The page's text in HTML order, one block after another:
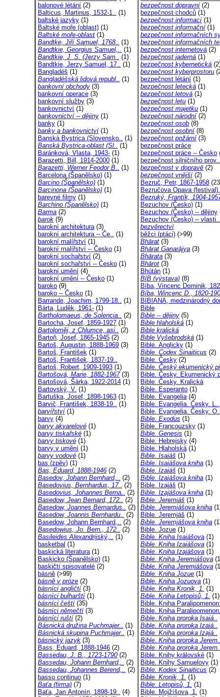
balonové létání (2)
Balticus, Martinus, 1532-1.. (1)
baltské jazyky (1)
Baltské moře (oblast) (1)
Baltské moře-oblast (1)
Bandtke, Jiří Samuel, 1768.. (1)
Bandtkie, Georgius Samuel,.. (1)
Bandtkie, J. S. (Jerzy Sam.. (1)
Bandtkie, Jerzy Samuel, 17.. (1)
Bangladéš (1)
Bangladéšská lidová republ.. (1)
bankovní obchody (3)
bankovní operace (3)
bankovní služby (3)
bankovnictví (1)
bankovnictví -- dějiny (1)
banky (1)
banky a bankovnictví(1)
Banská Bystrica (Slovensko.. (1)
Banská Bystrica-oblast (Sl.. (1)
Baránková, Vlasta, 1943- (1)
Barazetti, Bill, 1914-2000 (1)
Barazetti, Werner Feodor B.. (1)
Barcelona (Španělsko) (1)
Barcino (Španělsko) (1)
Barcinona (Španělsko) (1)
barevné filmy (1)
Barchino (Španělsko) (1)
Barma (2)
barok (9)
barokní architektura(3)
barokní architektura -- Če.. (1)
barokní malířství (1)
barokní malířství -- Česko (1)
barokní sochařství (2)
barokní sochařství -- Česko (1)
barokní umění (4)
barokní umění -- Česko (1)
baroko (9)
baroko -- Česko (1)
Barrande, Joachim, 1799-18.. (1)
Bárta, Luděk, 1961- (1)
Bartholomaeus, de Solencia.. (2)
Bartocha, Josef, 1859-1927 (1)
Bartoloměj, z Chlumce, asi.. (2)
Bartoň, Josef, 1865-1945 (2)
Bartoš, Augustin, 1888-1969 (3)
Bartoš, František (1)
Bartoš, František, 1837-19..
Bartoš, Robert, 1909-1993 (1)
Bartošová, Marie, 1882-1967(3)
Bartošová, Šárka, 1922-2014 (1)
Bartovský, V. (1)
Bartuška, Josef, 1898-1963 (1)
Barvič, František, 1838-19.. (1)
barvířství(1)
barvy (4)
barvy akvarelové (1)
barvy tiskařské (1)
barvy tiskové (1)
barvy v umění (1)
barvy vodové (1)
bas (zpěv) (1)
Bas, Eduard, 1888-1946 (2)
Basedov, Johann Bernhard,.. (2)
Basedovius, Bernhardus, 17.. (2)
Basedovius, Johannes Berna.. (2)
Basedow, Jean Bernard, 172.. (2)
Basedow, Joannes Bernardus.. (2)
Basedow, Joannis Bernhardu.. (2)
Basedow, Johann Bernhard,.. (2)
Basedowius, Jo. Bern., 172.. (2)
Basileides Alexandrijský,.. (1)
basketbal (1)
baskická literatura(1)
Baskicko (Španělsko) (1)
baskičtí spisovatelé (2)
básně (>99)
básně v próze (2)
básníci angličtí(3)
básníci bulharští(1)
básníci čeští(35)
básníci němečtí(3)
básníci ruští(2)
Básnická družina Puchmajer.. (1)
Básnická skupina Puchmajer.. (1)
básnický jazyk (3)
Bass, Eduard, 1888-1946 (2)
Bassedau, J. B., 1723-1790(2)
Bassedau, Johann Bernhard,.. (2)
Bassedau, Johannes Berend,.. (2)
basso continuo (1)
Baťa (firma) (7)
Baťa, Jan Antonín, 1898-19.. (4)
bezpečnost dopravní(2)
bezpečnost chodců (1)
bezpečnost informací(1)
bezpečnost informační(1)
bezpečnost informačních
bezpečnost informačních
bezpečnost internetová (2)
bezpečnost jaderná (1)
bezpečnost kybernetická
bezpečnost kyberprostoru
bezpečnost létání (1)
bezpečnost letecká (1)
bezpečnost letová (1)
bezpečnost letu (1)
bezpečnost majetku (1)
bezpečnost národní(2)
bezpečnost osob (8)
bezpečnost osobní(8)
bezpečnost požární(3)
bezpečnost práce
bezpečnost práce -- Česko
bezpečnost silničního prov..
bezpečnost v dopravě (2)
bezpečnost vnější(2)
Bezruč, Petr, 1867-1958
Bezručova Opava
Bezruký, Frantík, 1904-
Bezuchov (Česko) (1)
Bezuchov (Česko) -- dějiny
Bezuchov (Česko) -- vlasti..
bezvěrectví
běžci (ptáci) (>99)
Bhārat (3)
Bhārat Ganarājya (3)
Bhārata (3)
Bhārot (3)
Bhútán (1)
BIB (výstava) (8)
Bíba, Vincenc Dominik,
Bíba, Wincenc D., 1820-
BIBIANA, medzinárodný
Bible
Bible -- dějiny (5)
Bible hlaholská (1)
Bible kralická
Bible Vyšebrodská (1)
Bible. Anglicky (1)
Bible. Codex Sinaiticus (2)
Bible. Česky (2)
Bible. Český ekumenický
Bible. Česky. Ekumenický
Bible. Česky. Kralická
Bible. Esperanto (1)
Bible. Evangelia(4)
Bible. Evangelia. Česky. L..
Bible. Evangelia. Česky.
Bible. Exodus (1)
Bible. Francouzsky (1)
Bible. Genesis (1)
Bible. Hebrejsky (4)
Bible. Hlaholská(1)
Bible. Isaiáš (1)
Bible. Isaiášova kniha (1)
Bible. Izaiáš (1)
Bible. Izaiášova kniha (1)
Bible. Izajáš (1)
Bible. Izajášova kniha (1)
Bible. Jeremiáš (1)
Bible. Jeremiášova kniha
Bible. Jeremjáš (1)
Bible. Jeremjášova kniha
Bible. Jozue (1)
Bible. Kniha Isaiášova (1)
Bible. Kniha Izaiášova (1)
Bible. Kniha Izajášova (1)
Bible. Kniha Jeremiášova
Bible. Kniha Jeremjášova
Bible. Kniha Jozue (1)
Bible. Kniha Jozuova (1)
Bible. Kniha Kronik, 1. (1)
Bible. Kniha Letopisů, 1. (1)
Bible. Kniha
Bible. Kniha
Bible. Kniha proroka Isaiá..
Bible. Kniha proroka Izaiá..
Bible. Kniha proroka Izajá..
Bible. Kniha proroka
Bible. Kniha proroka
Bible. Knihy královské (1)
Bible. Knihy Samuelovy (1)
Bible. Kodex Sinaiticus (2)
Bible. Kronik, 1. (1)
Bible. Letopisů, 1. (1)
Bible. Mojžíšova, 1. (1)